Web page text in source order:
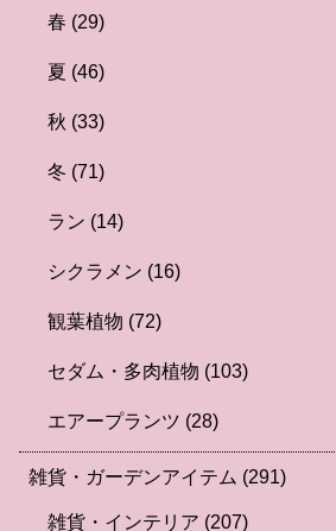
春 (29)
夏 (46)
秋 (33)
冬 (71)
ラン (14)
シクラメン (16)
観葉植物 (72)
セダム・多肉植物 (103)
エアープランツ (28)
雑貨・ガーデンアイテム (291)
雑貨・インテリア (207)